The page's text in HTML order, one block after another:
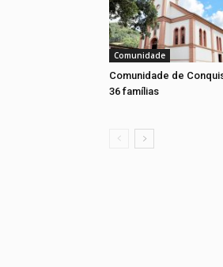
Comunidade
Comunidade de
36 famílias